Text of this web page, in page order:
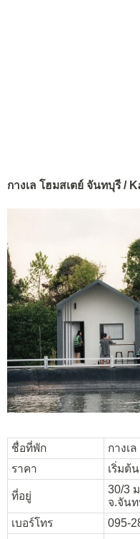
กางเล โฮมสเตย์ จันทบุรี /
ชื่อที่พัก
กางเ
ราคา
เริ่มต้
ที่อยู่
30/3
จ.จัน
เบอร์โทร
095-